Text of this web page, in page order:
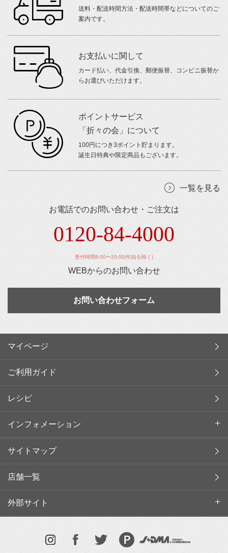
送料・配送時間方法・配送時間帯などについてのご
案内です。
お支払いに関して
カード払い、代金引換、郵便振替、コンビニ振替か
らお選びいただけます。
ポイントサービス
「折々の会」について
100円につき3ポイント貯まります。
誕生日特典や限定商品もございます。
一覧を見る
お電話でのお問い合わせ・ご注文は
0120-84-4000
受付時間8:00〜20:00(年始を除く)
WEBからのお問い合わせ
お問い合わせフォーム
マイページ
ご利用ガイド
レシピ
インフォメーション
サイトマップ
店舗一覧
外部サイト